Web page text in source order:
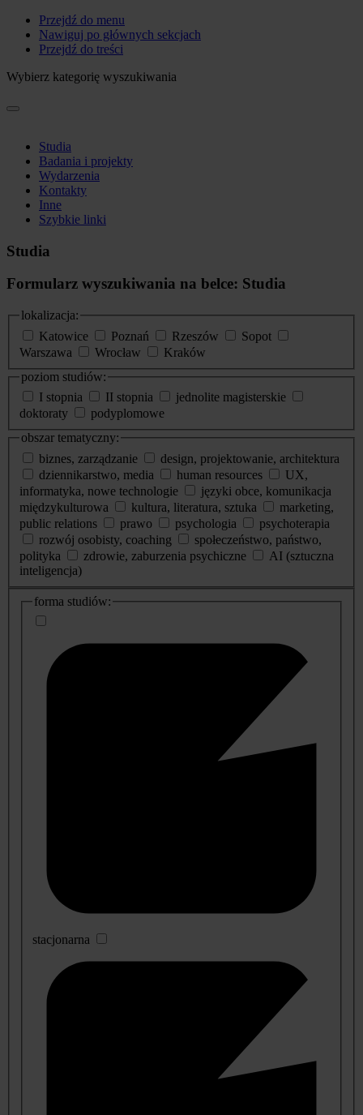
Przejdź do menu
Nawiguj po głównych sekcjach
Przejdź do treści
Wybierz kategorię wyszukiwania
Studia
Badania i projekty
Wydarzenia
Kontakty
Inne
Szybkie linki
Studia
Formularz wyszukiwania na belce: Studia
lokalizacja:
Katowice
Poznań Rzeszów
Sopot
Warszawa
Wrocław
Kraków
poziom studiów:
I stopnia
II stopnia
jednolite magisterskie
doktoraty
podyplomowe
obszar tematyczny:
biznes, zarządzanie
design, projektowanie, architektura
dziennikarstwo, media
human resources
UX,
informatyka, nowe technologie
języki obce, komunikacja
międzykulturowa
kultura, literatura, sztuka
marketing,
public relations
prawo psychologia
psychoterapia
rozwój osobisty, coaching
społeczeństwo, państwo,
polityka
zdrowie, zaburzenia psychiczne
AI (sztuczna
inteligencja)
dodatkowe
informacje
forma studiów:
stacjonarna